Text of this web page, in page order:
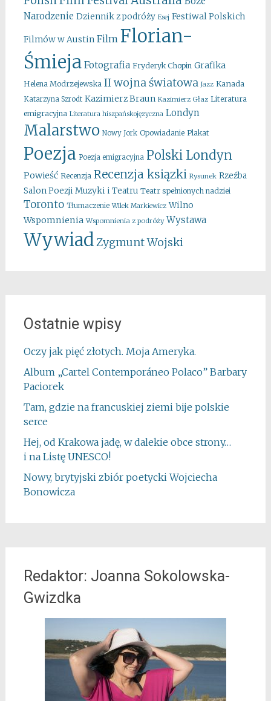
Narodzenie Dziennik z podróży Esej Festiwal Polskich
Filmów w Austin Film Florian-
Śmieja Fotografia Fryderyk Chopin Grafika
Helena Modrzejewska II wojna światowa Jazz Kanada
Katarzyna Szrodt Kazimierz Braun Kazimierz Głaz Literatura
emigracyjna Literatura hiszpańskojęzyczna Londyn
Malarstwo Nowy Jork Opowiadanie Plakat
Poezja Poezja emigracyjna Polski Londyn
Powieść Recenzja Recenzja ksiązki Rysunek Rzeźba
Salon Poezji Muzyki i Teatru Teatr spełnionych nadziei
Toronto Tłumaczenie Wilek Markiewicz Wilno
Wspomnienia Wspomnienia z podróży Wystawa
WywiadZygmunt Wojski
Ostatnie wpisy
Oczy jak pięć złotych. Moja Ameryka.
Album „Cartel Contemporáneo Polaco” Barbary
Paciorek
Tam, gdzie na francuskiej ziemi bije polskie
serce
Hej, od Krakowa jadę, w dalekie obce strony…
i na Listę UNESCO!
Nowy, brytyjski zbiór poetycki Wojciecha
Bonowicza
Redaktor: Joanna Sokolowska-
Gwizdka